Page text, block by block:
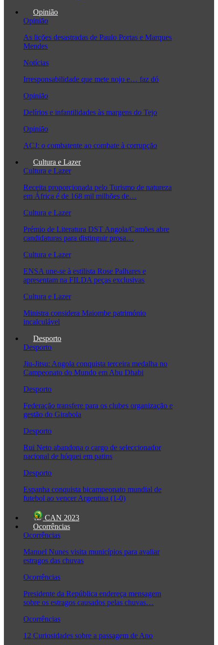
Opinião
Opinião
As lições desastradas de Paulo Portas e Marques
Mendes
Notícias
Irresponsabilidade que mete nojo e… faz dó
Opinião
Delírios e infantilidades às margens do Tejo
Opinião
ACJ: o combatente ao combate à corrupção
Cultura e Lazer
Cultura e Lazer
Receita proporcionada pelo Turismo de natureza
em África é de 168 mil milhões de…
Cultura e Lazer
Prémio de Literatura DST Angola/Camões abre
candidaturas para distinguir prosa…
Cultura e Lazer
ENSA une-se à estilista Rose Palhares e
apresentam na FILDA peças exclusivas
Cultura e Lazer
Ministra considera Maiombe património
incalculável
Desporto
Desporto
Jiu-Jitsu: Angola conquista terceira medalha no
Campeonato do Mundo em Abu Dhabi
Desporto
Federação transfere para os clubes organização e
gestão do Girabola
Desporto
Rui Neto abandona o cargo de seleccionador
nacional de hóquei em patins
Desporto
Espanha conquista bicampeonato mundial de
futebol ao vencer Argentina (1-0)
CAN 2023
Ocorrências
Ocorrências
Manuel Nunes visita municípios para avaliar
estragos das chuvas
Ocorrências
Presidente da República endereça mensagem
sobre os estragos causados pelas chuvas…
Ocorrências
12 Curiosidades sobre a passagem de Ano